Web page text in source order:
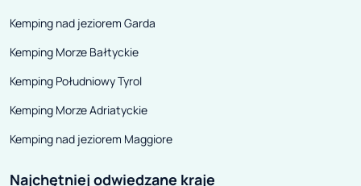
Kemping nad jeziorem Garda
Kemping Morze Bałtyckie
Kemping Południowy Tyrol
Kemping Morze Adriatyckie
Kemping nad jeziorem Maggiore
Najchętniej odwiedzane kraje